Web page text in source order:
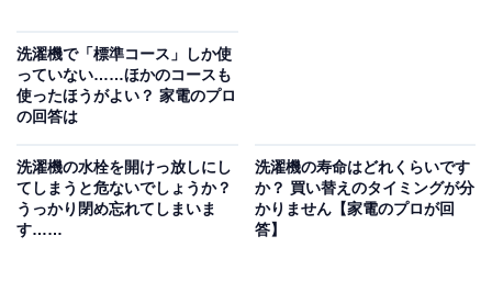
そのままにしていると、排水口が詰まったり、ニオイの
原因になることもあります。
そのため、洗濯機と排水口の位置によってはメンテナン
スがしにくいこともありますが、定期的にメンテナンス
するのがおすすめ。パナソニックによると、目安として
洗濯機で「標準コース」しか使
っていない……ほかのコースも
使ったほうがよい？ 家電のプロ
の回答は
洗濯機の水栓を開けっ放しにし
てしまうと危ないでしょうか？
うっかり閉め忘れてしまいま
す……
洗濯機の寿命はどれくらいです
か？ 買い替えのタイミングが分
かりません【家電のプロが回
答】